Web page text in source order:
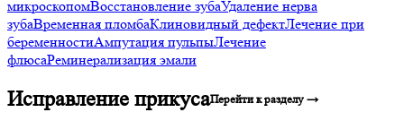
микроскопомВосстановление зубаУдаление нерва
зубаВременная пломбаКлиновидный дефектЛечение при
беременностиАмпутация пульпыЛечение
флюсаРеминерализация эмали
Исправление прикусаПерейти к разделу →